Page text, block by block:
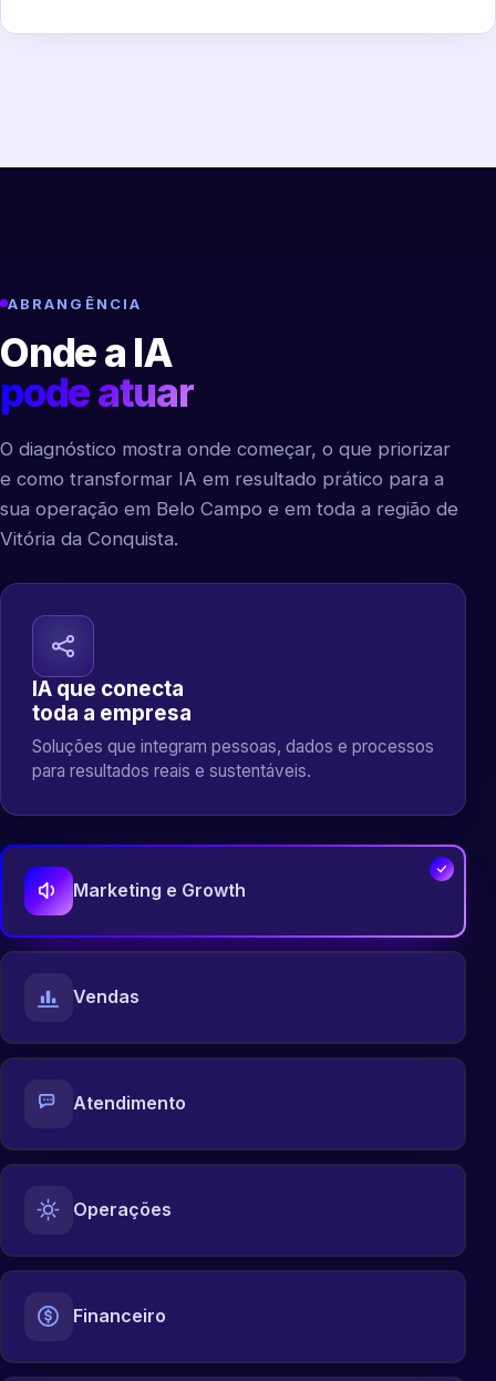
ABRANGÊNCIA
Onde a IA
pode atuar
O diagnóstico mostra onde começar, o que priorizar
e como transformar IA em resultado prático para a
sua operação em Belo Campo e em toda a região de
Vitória da Conquista.
IA que conecta
toda a empresa
Soluções que integram pessoas, dados e processos
para resultados reais e sustentáveis.
Marketing e Growth
Vendas
Atendimento
Operações
Financeiro